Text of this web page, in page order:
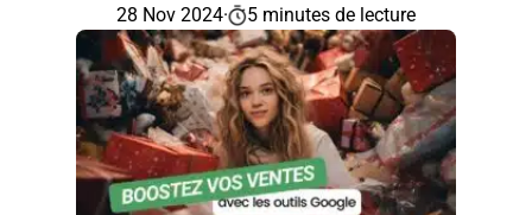
28 Nov 2024· 5 minutes de lecture